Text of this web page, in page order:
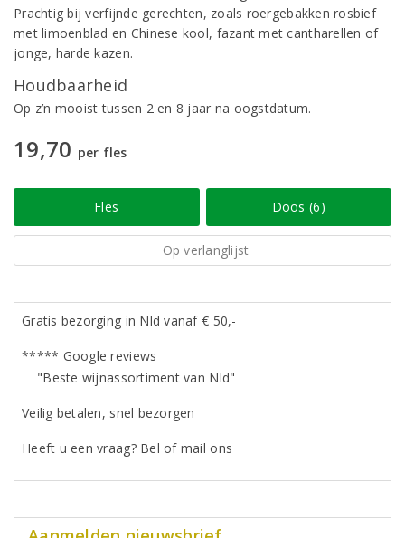
Prachtig bij verfijnde gerechten, zoals roergebakken rosbief
met limoenblad en Chinese kool, fazant met cantharellen of
jonge, harde kazen.
Houdbaarheid
Op z’n mooist tussen 2 en 8 jaar na oogstdatum.
19,70 per fles
Fles Doos (6)
Op verlanglijst
Gratis bezorging in Nld vanaf € 50,-
***** Google reviews
"Beste wijnassortiment van Nld"
Veilig betalen, snel bezorgen
Heeft u een vraag? Bel of mail ons